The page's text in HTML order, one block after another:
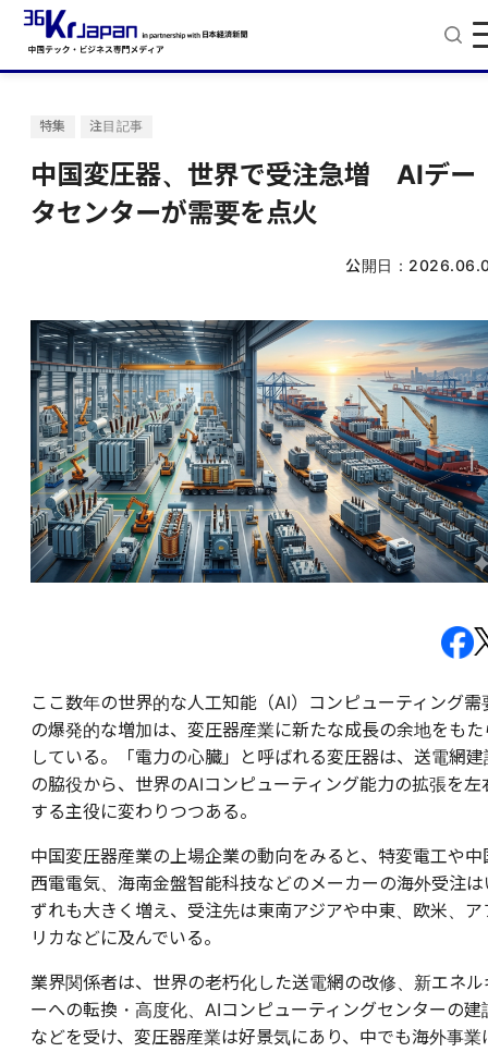
特集 注目記事
中国変圧器、世界で受注急増 AIデー
タセンターが需要を点火
公開日：
ここ数年の世界的な人工知能（AI）コンピューティング需
の爆発的な増加は、変圧器産業に新たな成長の余地をもた
している。「電力の心臓」と呼ばれる変圧器は、送電網建
の脇役から、世界のAIコンピューティング能力の拡張を左
する主役に変わりつつある。
中国変圧器産業の上場企業の動向をみると、特変電工や中
西電電気、海南金盤智能科技などのメーカーの海外受注は
ずれも大きく増え、受注先は東南アジアや中東、欧米、ア
リカなどに及んでいる。
業界関係者は、世界の老朽化した送電網の改修、新エネル
ーへの転換・高度化、AIコンピューティングセンターの建
などを受け、変圧器産業は好景気にあり、中でも海外事業